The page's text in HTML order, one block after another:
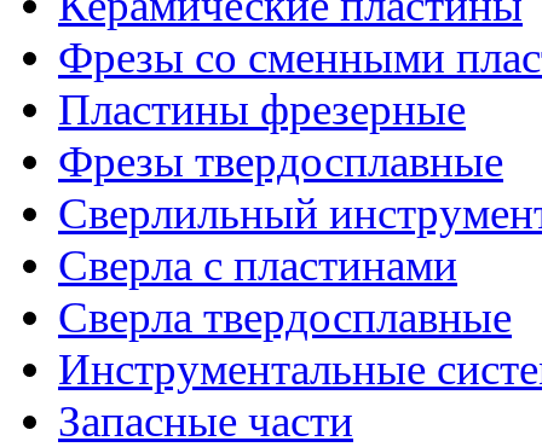
Фрезы со сменными
Пластины фрезерные
Фрезы твердосплавные
Сверлильный
Сверла с пластинами
Сверла твердосплавные
Инструментальные
Запасные части